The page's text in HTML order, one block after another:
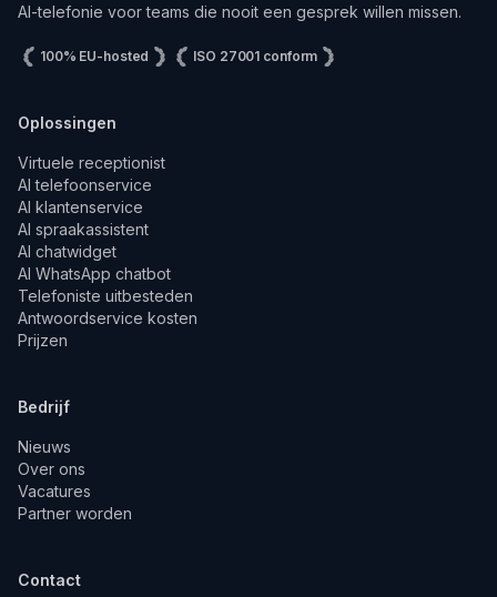
AI-telefonie voor teams die nooit een gesprek willen missen.
100% EU-hosted ISO 27001 conform
Oplossingen
Virtuele receptionist
AI telefoonservice
AI klantenservice
AI spraakassistent
AI chatwidget
AI WhatsApp chatbot
Telefoniste uitbesteden
Antwoordservice kosten
Prijzen
Bedrijf
Nieuws
Over ons
Vacatures
Partner worden
Contact